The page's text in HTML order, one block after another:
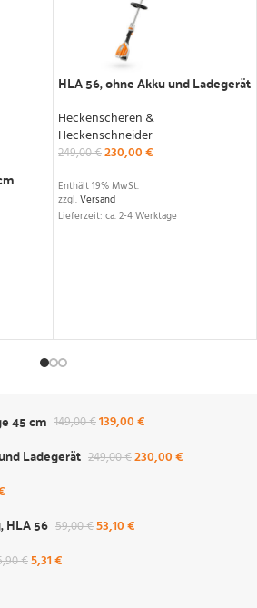
HLA 56, ohne Akku und Ladegerät
Heckenscheren &
Heckenschneider
249,00€230,00€
Enthält 19% MwSt.
zzgl.Versand
Lieferzeit: ca. 2-4 Werktage
45 cm 149,00€139,00€
Ladegerät 249,00€230,00€
HLA 56 59,00€53,10€
€5,31€